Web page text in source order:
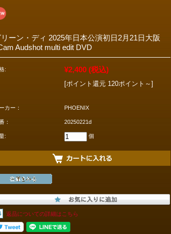
リーン・ディ 2025年日本公演初日2月21日大阪
Audshot multi edit DVD
: ¥2,400 (税込)
[ポイント還元 120ポイント～]
カー： PHOENIX
： 20250221d
: 個
返品についての詳細はこちら